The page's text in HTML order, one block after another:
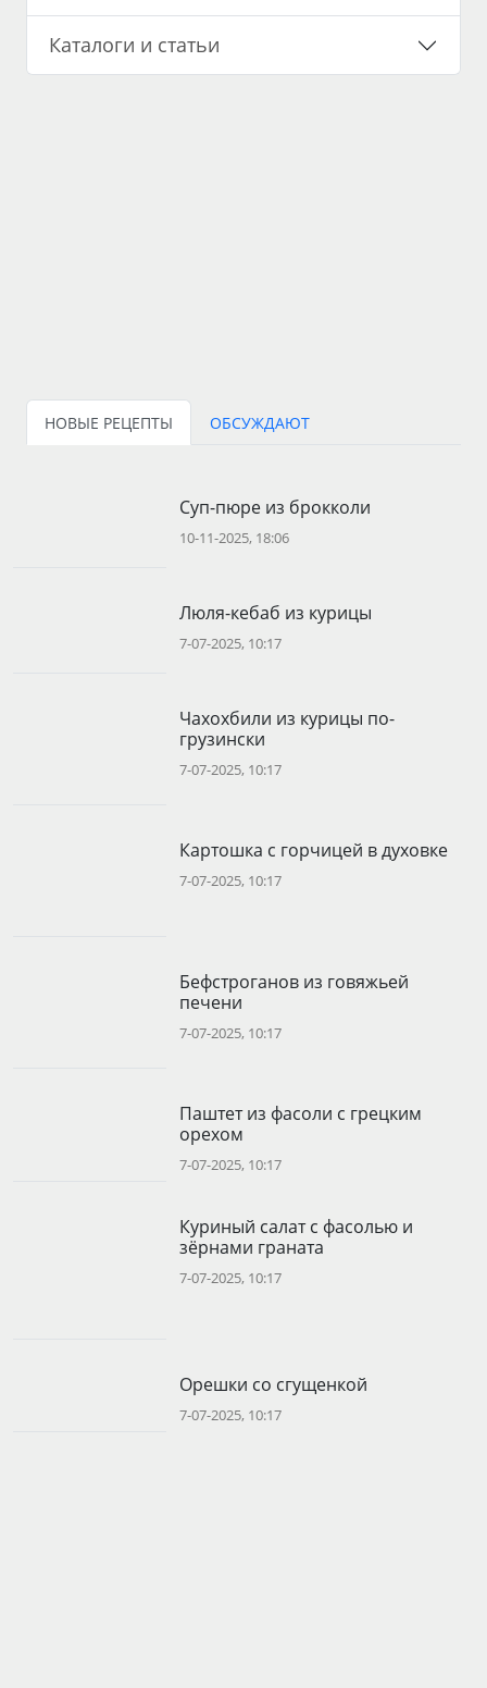
Каталоги и статьи
НОВЫЕ РЕЦЕПТЫ ОБСУЖДАЮТ
Суп-пюре из брокколи
10-11-2025, 18:06
Люля-кебаб из курицы
7-07-2025, 10:17
Чахохбили из курицы по-
грузински
7-07-2025, 10:17
Картошка с горчицей в духовке
7-07-2025, 10:17
Бефстроганов из говяжьей
печени
7-07-2025, 10:17
Паштет из фасоли с грецким
орехом
7-07-2025, 10:17
Куриный салат с фасолью и
зёрнами граната
7-07-2025, 10:17
Орешки со сгущенкой
7-07-2025, 10:17